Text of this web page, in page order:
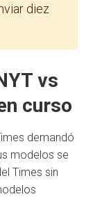
diez
vs
curso
demandó
modelos se
Times sin